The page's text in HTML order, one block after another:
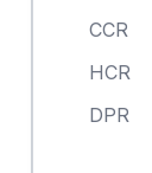
CCR
HCR
DPR